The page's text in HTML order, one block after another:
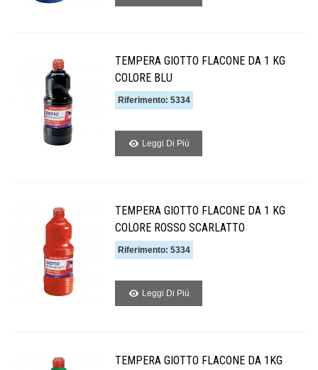
TEMPERA GIOTTO FLACONE DA 1 KG
COLORE BLU
Riferimento: 5334
Leggi Di Piú
TEMPERA GIOTTO FLACONE DA 1 KG
COLORE ROSSO SCARLATTO
Riferimento: 5334
Leggi Di Piú
TEMPERA GIOTTO FLACONE DA 1KG